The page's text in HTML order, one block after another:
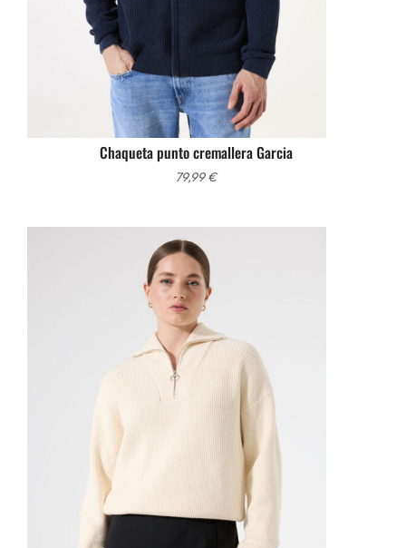
Chaqueta punto cremallera Garcia
79,99€